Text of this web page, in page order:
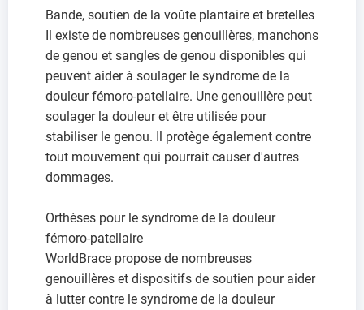
Bande, soutien de la voûte plantaire et bretelles
Il existe de nombreuses genouillères, manchons
de genou et sangles de genou disponibles qui
peuvent aider à soulager le syndrome de la
douleur fémoro-patellaire. Une genouillère peut
soulager la douleur et être utilisée pour
stabiliser le genou. Il protège également contre
tout mouvement qui pourrait causer d'autres
dommages.
Orthèses pour le syndrome de la douleur
fémoro-patellaire
WorldBrace propose de nombreuses
genouillères et dispositifs de soutien pour aider
à lutter contre le syndrome de la douleur